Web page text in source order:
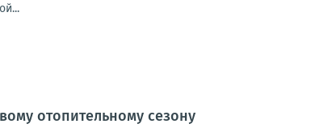
отопительному сезону